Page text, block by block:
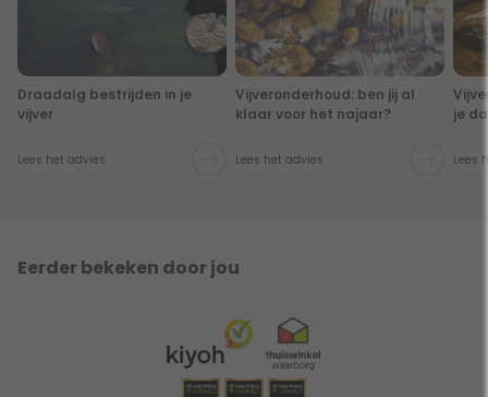
Draadalg bestrijden in je
vijver
Lees het advies
Vijveronderhoud: ben jij al
klaar voor het najaar?
Lees het advies
je
Lees
Eerder bekeken door jou